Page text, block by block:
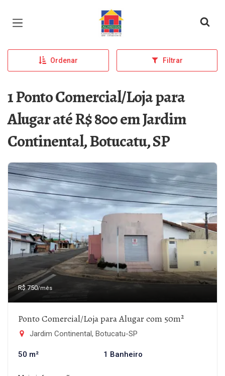
Página inicial
Ordenar Filtrar
1 Ponto Comercial/Loja para
Alugar até R$ 800 em Jardim
Continental, Botucatu, SP
R$ 750/mês
Ponto Comercial/Loja para Alugar com 50m²
Jardim Continental, Botucatu-SP
50 m² 1 Banheiro